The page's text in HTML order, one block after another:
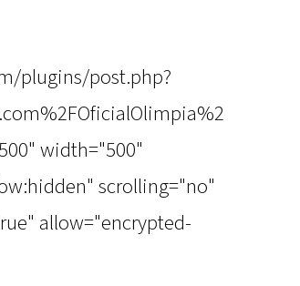
plugins/post.php?
width="500"
scrolling="no"
allow="encrypted-